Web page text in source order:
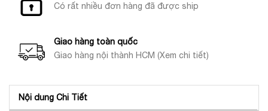
Có rất nhiều đơn hàng đã được ship
Giao hàng toàn quốc
Giao hàng nội thành HCM (Xem chi tiết)
Nội dung Chi Tiết